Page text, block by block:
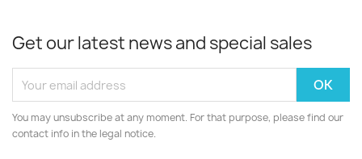
Get our latest news and special sales
You may unsubscribe at any moment. For that purpose, please find our
contact info in the legal notice.